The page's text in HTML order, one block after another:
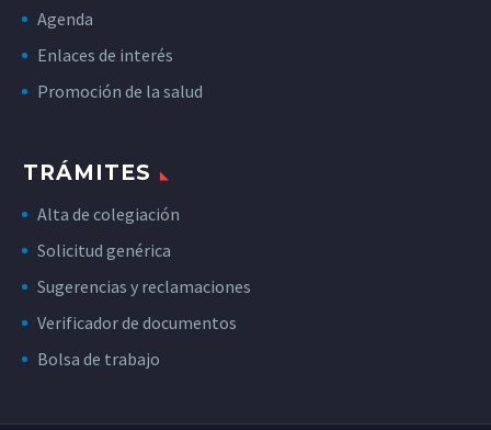
Agenda
Enlaces de interés
Promoción de la salud
TRÁMITES
Alta de colegiación
Solicitud genérica
Sugerencias y reclamaciones
Verificador de documentos
Bolsa de trabajo